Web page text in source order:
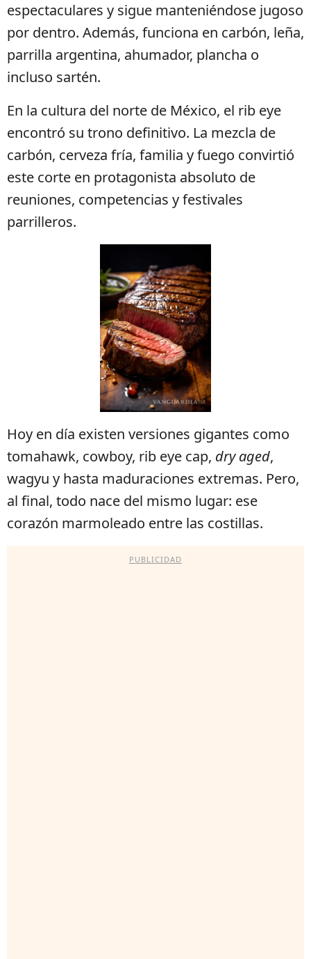
espectaculares y sigue manteniéndose jugoso
por dentro. Además, funciona en carbón, leña,
parrilla argentina, ahumador, plancha o
incluso sartén.
En la cultura del norte de México, el rib eye
encontró su trono definitivo. La mezcla de
carbón, cerveza fría, familia y fuego convirtió
este corte en protagonista absoluto de
reuniones, competencias y festivales
parrilleros.
Hoy en día existen versiones gigantes como
tomahawk, cowboy, rib eye cap, dry aged,
wagyu y hasta maduraciones extremas. Pero,
al final, todo nace del mismo lugar: ese
corazón marmoleado entre las costillas.
PUBLICIDAD